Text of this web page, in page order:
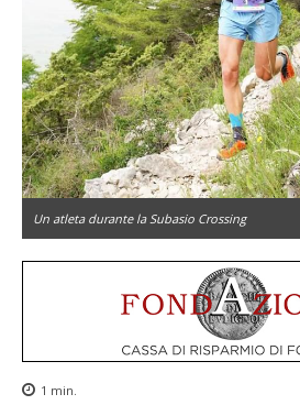
Un atleta durante la Subasio Crossing
1 min.